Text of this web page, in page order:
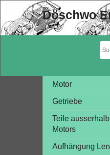
Döschwo
Motor
Getriebe
Teile
Motors
Aufhängung